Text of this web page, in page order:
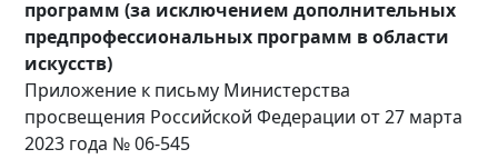
программ (за исключением дополнительных
предпрофессиональных программ в области
искусств)
Приложение к письму Министерства
просвещения Российской Федерации от 27 марта
2023 года № 06-545